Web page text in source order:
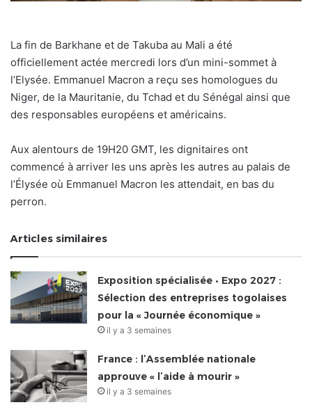
La fin de Barkhane et de Takuba au Mali a été
officiellement actée mercredi lors d’un mini-sommet à
l’Elysée. Emmanuel Macron a reçu ses homologues du
Niger, de la Mauritanie, du Tchad et du Sénégal ainsi que
des responsables européens et américains.
Aux alentours de 19H20 GMT, les dignitaires ont
commencé à arriver les uns après les autres au palais de
l’Élysée où Emmanuel Macron les attendait, en bas du
perron.
Articles similaires
Exposition spécialisée • Expo 2027 :
Sélection des entreprises togolaises
pour la « Journée économique »
il y a 3 semaines
France : l’Assemblée nationale
approuve « l’aide à mourir »
il y a 3 semaines